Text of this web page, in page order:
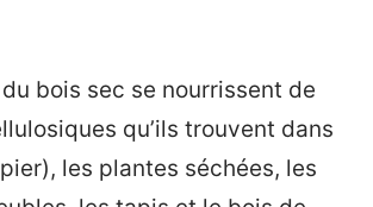
bois sec se nourrissent de
qu’ils trouvent dans
les plantes séchées, les